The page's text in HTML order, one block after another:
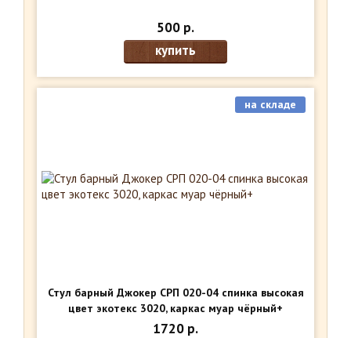
500 р.
купить
Стул барный Джокер СРП 020-04 спинка высокая
цвет экотекс 3020, каркас муар чёрный+
на складе
1720 р.